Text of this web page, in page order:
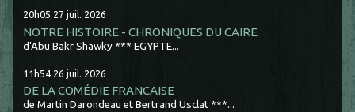
20h05 27 juil. 2026
NOTRE HISTOIRE - CHRONIQUES DU CAIRE
d'Abu Bakr Shawky *** EGYPTE...
11h54 26 juil. 2026
DE LA COMÉDIE FRANCAISE
de Martin Darondeau et Bertrand Usclat ***...